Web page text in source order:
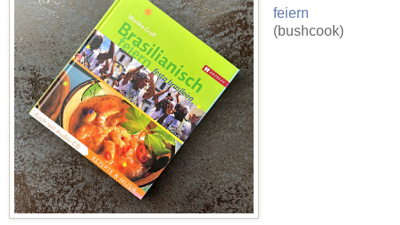
feiern
(bushcook)